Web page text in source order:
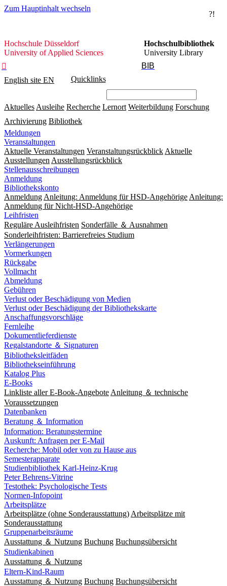
Zum Hauptinhalt wechseln
?!
Hochschule
Düsseldorf
Hochschule Düsseldorf
University of Applied Sciences
Hochschulbibliothek
University Library

BIB
English site EN Quicklinks
Aktuelles Ausleihe Recherche Lernort Weiterbildung Forschung
Archivierung Bibliothek
Meldungen
Veranstaltungen
Aktuelle Veranstaltungen Veranstaltungsrückblick Aktuelle
Ausstellungen Ausstellungsrückblick
Stellenausschreibungen
Anmeldung
Bibliothekskonto
Anmeldung Anleitung: Anmeldung für HSD-Angehörige Anleitung:
Anmeldung für Nicht-HSD-Angehörige
Leihfristen
Reguläre Ausleihfristen Sonderfälle ＆ Ausnahmen
Sonderleihfristen: Barrierefreies Studium
Verlängerungen
Vormerkungen
Rückgabe
Vollmacht
Abmeldung
Gebühren
Verlust oder Beschädigung von Medien
Verlust oder Beschädigung der Bibliothekskarte
Anschaffungsvorschläge
Fernleihe
Dokumentlieferdienste
Regalstandorte ＆ Signaturen
Bibliotheksleitfäden
Bibliothekseinführung
Katalog Plus
E-Books
Linkliste aller E-Book-Angebote Anleitung ＆ technische
Voraussetzungen
Datenbanken
Beratung ＆ Information
Information: Beratungstermine
Auskunft: Anfragen per E-Mail
Recherche: Mobil oder von zu Hause aus
Semesterapparate
Studienbibliothek Karl-Heinz-Krug
Peter Behrens-Vitrine
Testothek: Psychologische Tests
Normen-Infopoint
Arbeitsplätze
Arbeitsplätze (ohne Sonderausstattung) Arbeitsplätze mit
Sonderausstattung
Gruppenarbeitsräume
Ausstattung ＆ Nutzung Buchung Buchungsübersicht
Studienkabinen
Ausstattung ＆ Nutzung
Eltern-Kind-Raum
Ausstattung ＆ Nutzung Buchung Buchungsübersicht